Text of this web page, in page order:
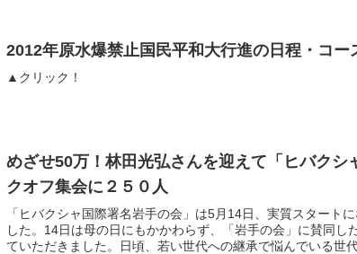
2012年原水爆禁止国民平和大行進の日程・コー
▲クリック！
めざせ50万！林田光弘さんを迎えて「ヒバクシ
クオフ集会に２５０人
「ヒバクシャ国際署名岩手の会」は5月14日、実質スタート
した。14日は母の日にもかかわらず、「岩手の会」に賛同し
ていただきました。日頃、若い世代への継承で悩んでいる世